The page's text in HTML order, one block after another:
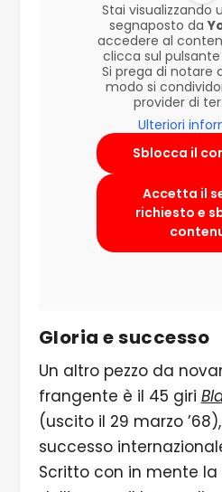
Stai visualizzando
segnaposto da
accedere al
clicca sul
Si prega di notare
modo si
provider di
Ulteriori
Sblocca il
Accetta il
richiesto e
Gloria e successo
Un altro pezzo da
frangente è il 45 giri
(uscito il 29 marzo
successo
Scritto con in mente